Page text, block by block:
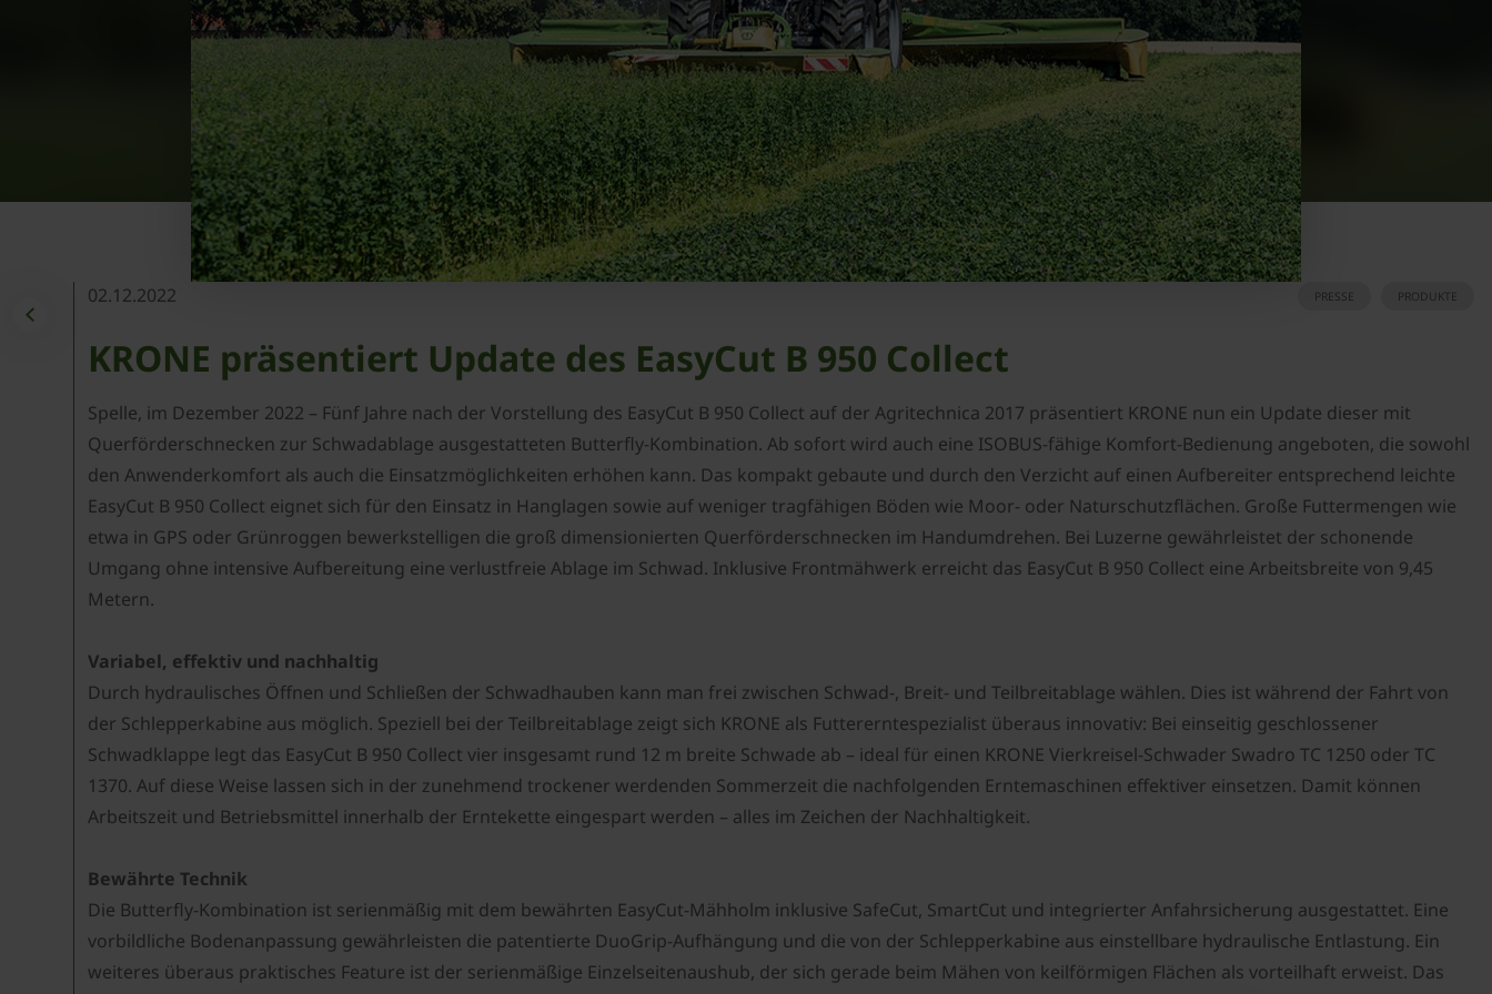
02.12.2022 PRODUKTE
PRESSE
KRONE präsentiert Update des EasyCut B 950 Collect
Spelle, im Dezember 2022 – Fünf Jahre nach der Vorstellung des EasyCut B 950 Collect auf der Agritechnica 2017 präsentiert KRONE nun ein Update dieser mit
Querförderschnecken zur Schwadablage ausgestatteten Butterfly-Kombination. Ab sofort wird auch eine ISOBUS-fähige Komfort-Bedienung angeboten, die sowohl
den Anwenderkomfort als auch die Einsatzmöglichkeiten erhöhen kann. Das kompakt gebaute und durch den Verzicht auf einen Aufbereiter entsprechend leichte
EasyCut B 950 Collect eignet sich für den Einsatz in Hanglagen sowie auf weniger tragfähigen Böden wie Moor- oder Naturschutzflächen. Große Futtermengen wie
etwa in GPS oder Grünroggen bewerkstelligen die groß dimensionierten Querförderschnecken im Handumdrehen. Bei Luzerne gewährleistet der schonende
Umgang ohne intensive Aufbereitung eine verlustfreie Ablage im Schwad. Inklusive Frontmähwerk erreicht das EasyCut B 950 Collect eine Arbeitsbreite von 9,45
Metern.
Variabel, effektiv und nachhaltig
Durch hydraulisches Öffnen und Schließen der Schwadhauben kann man frei zwischen Schwad-, Breit- und Teilbreitablage wählen. Dies ist während der Fahrt von
der Schlepperkabine aus möglich. Speziell bei der Teilbreitablage zeigt sich KRONE als Futtererntespezialist überaus innovativ: Bei einseitig geschlossener
Schwadklappe legt das EasyCut B 950 Collect vier insgesamt rund 12 m breite Schwade ab – ideal für einen KRONE Vierkreisel-Schwader Swadro TC 1250 oder TC
1370. Auf diese Weise lassen sich in der zunehmend trockener werdenden Sommerzeit die nachfolgenden Erntemaschinen effektiver einsetzen. Damit können
Arbeitszeit und Betriebsmittel innerhalb der Erntekette eingespart werden – alles im Zeichen der Nachhaltigkeit.
Bewährte Technik
Die Butterfly-Kombination ist serienmäßig mit dem bewährten EasyCut-Mähholm inklusive SafeCut, SmartCut und integrierter Anfahrsicherung ausgestattet. Eine
vorbildliche Bodenanpassung gewährleisten die patentierte DuoGrip-Aufhängung und die von der Schlepperkabine aus einstellbare hydraulische Entlastung. Ein
weiteres überaus praktisches Feature ist der serienmäßige Einzelseitenaushub, der sich gerade beim Mähen von keilförmigen Flächen als vorteilhaft erweist. Das